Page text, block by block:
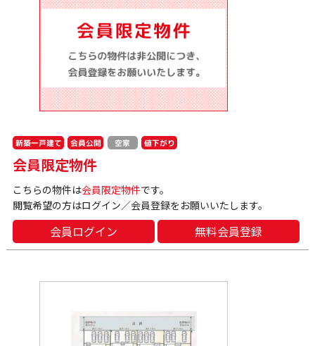
新築一戸建て 会員公開 空家 値下がり
会員限定物件
こちらの物件は会員限定物件です。
閲覧希望の方はログイン／会員登録をお願いいたします。
会員ログイン 無料会員登録